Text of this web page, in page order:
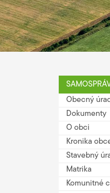
Obecný úrad
Dokumenty
O obci
Kronika
Stavebný
Matrika
Komunitné